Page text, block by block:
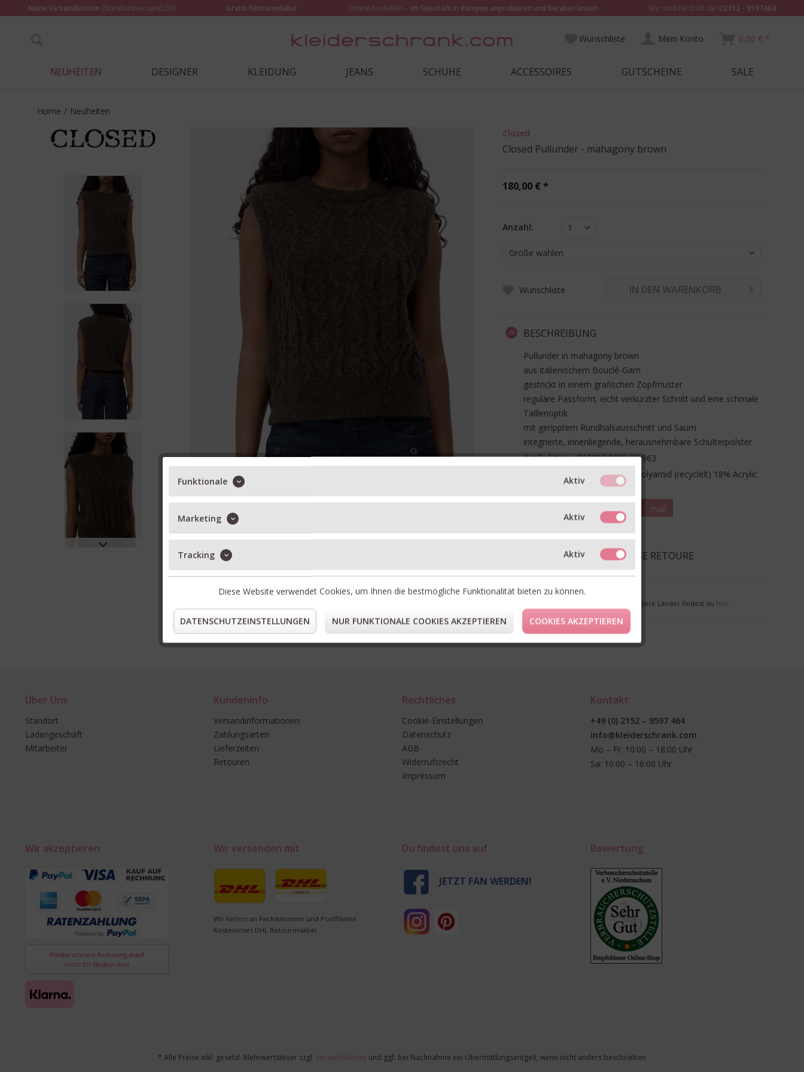
Keine Versandkosten (Standardversand DE) Gratis Retourenlabel Online bestellen – im Geschäft in Kempen anprobieren und beraten lassen Wir sind für Dich da: 02152 - 9597464
Wunschliste Mein Konto 0,00 € *
NEUHEITEN DESIGNER KLEIDUNG JEANS SCHUHE ACCESSOIRES GUTSCHEINE SALE
Home / Neuheiten
Closed
Closed Pullunder - mahagony brown
180,00 € *
Anzahl: 1
Größe wählen
Wunschliste IN DEN WARENKORB
BESCHREIBUNG
Pullunder in mahagony brown
aus italienischem Bouclé-Garn
gestrickt in einem grafischen Zopfmuster
reguläre Passform, eicht verkürzter Schnitt und eine schmale
Taillenoptik
mit geripptem Rundhalsausschnitt und Saum
integrierte, innenliegende, herausnehmbare Schulterpolster
Artikel-Nr.:
C96830-98W-22-963
54% Wolle , 20% Polyamid (recyclelt) 18% Acrylic
pin it mail
FORM & GRÖSSE
LIEFERUNG & KOSTENLOSE RETOURE
* Preise inkl. MwSt. zzgl. Versandkosten
** Gilt für Deutschland. Lieferzeiten für andere Länder findest du hier.
Über Uns
Standort
Ladengeschäft
Mitarbeiter
Kundeninfo
Versandinformationen
Zahlungsarten
Lieferzeiten
Retouren
Rechtliches
Cookie-Einstellungen
Datenschutz
AGB
Widerrufsrecht
Impressum
Kontakt
+49 (0) 2152 – 9597 464
info@kleiderschrank.com
Mo – Fr: 10:00 – 18:00 Uhr
Sa: 10:00 – 16:00 Uhr
Wir akzeptieren
Kleiderschrank Rechnungskauf
(nicht für Neukunden)
Wir versenden mit
Wir liefern an Packstationen und Postfilialen
Kostenloses DHL Retourenlabel
Du findest uns auf
JETZT FAN WERDEN!
Bewertung
* Alle Preise inkl. gesetzl. Mehrwertsteuer zzgl. Versandkosten und ggf. bei Nachnahme ein Übermittlungsentgelt, wenn nicht anders beschrieben
Funktionale Aktiv
Marketing Aktiv
Tracking Aktiv
Diese Website verwendet Cookies, um Ihnen die bestmögliche Funktionalität bieten zu können.
DATENSCHUTZEINSTELLUNGEN NUR FUNKTIONALE COOKIES AKZEPTIEREN COOKIES AKZEPTIEREN